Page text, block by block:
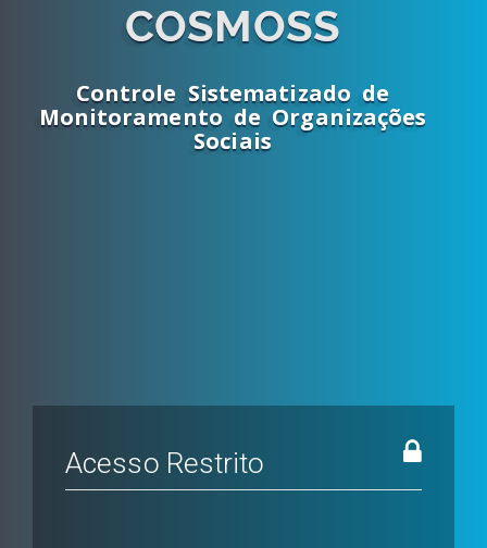
COSMOSS
Controle Sistematizado de
Monitoramento de Organizações
Sociais
Acesso Restrito